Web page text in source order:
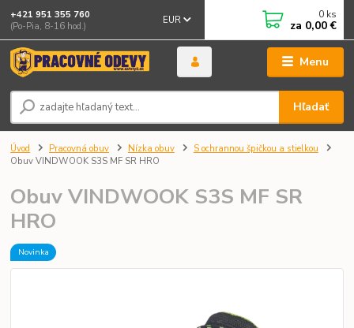
Menu
EUR
Hľadať
+421 951 355 760
(Po-Pia, 8-16 hod.)
0 ks
za 0,00 €
Úvod Pracovná obuv Nízka obuv
S ochrannou špičkou a stielkou
Obuv VINDWOOK S3S MF SR HRO
Obuv VINDWOOK S3S MF SR
HRO
Novinka